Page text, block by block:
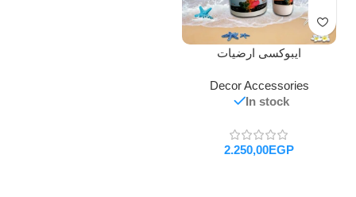
ايبوكسى ارضيات
Decor Accessories
In stock
EGP